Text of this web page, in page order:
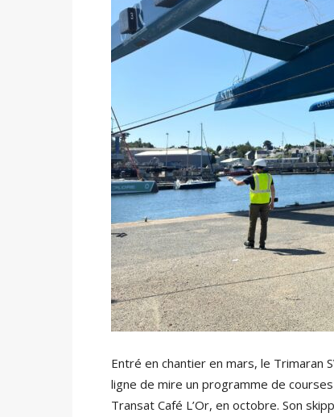
Entré en chantier en mars, le Trimaran
ligne de mire un programme de
Transat Café L’Or, en octobre. Son